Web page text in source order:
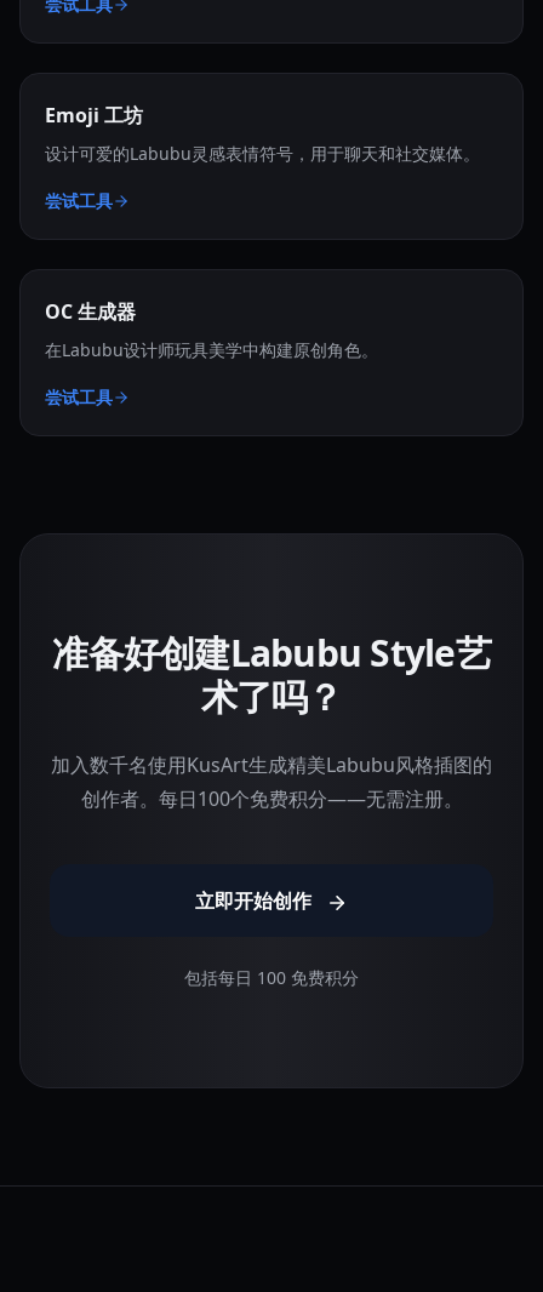
Emoji 工坊
设计可爱的Labubu灵感表情符号，用于聊天和社交媒体。
尝试工具
OC 生成器
在Labubu设计师玩具美学中构建原创角色。
尝试工具
准备好创建Labubu Style艺
术了吗？
加入数千名使用KusArt生成精美Labubu风格插图的
创作者。每日100个免费积分——无需注册。
立即开始创作
包括每日 100 免费积分